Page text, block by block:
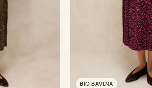
BIO BAVLNA